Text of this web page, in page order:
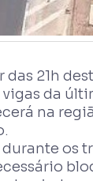
das 21h
da
na
os